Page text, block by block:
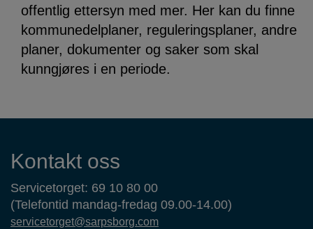
offentlig ettersyn med mer. Her kan du finne
kommunedelplaner, reguleringsplaner, andre
planer, dokumenter og saker som skal
kunngjøres i en periode.
Kontaktinformasjon
Kontakt oss
Servicetorget: 69 10 80 00
(Telefontid mandag-fredag 09.00-14.00)
servicetorget@sarpsborg.com